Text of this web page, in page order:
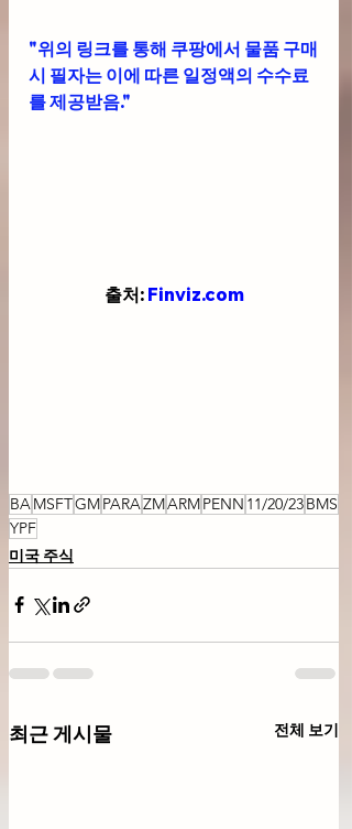
"위의 링크를 통해 쿠팡에서 물품 구매
시 필자는 이에 따른 일정액의 수수료
를 제공받음."
출처: Finviz.com
BAMSFTGMPARAZMARMPENN 11/20/23BMS
YPF
미국 주식
최근 게시물 전체 보기